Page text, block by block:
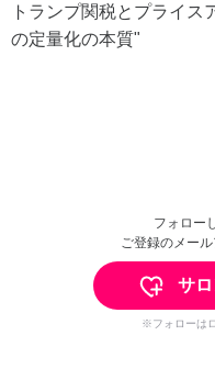
トランプ関税とプライ
の定量化の本質"
フォロー
ご登録のメール
サ
※フォローは